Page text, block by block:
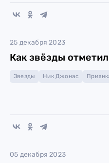
25 декабря 2023
Как звёзды
Звезды Ник Джонас
05 декабря 2023